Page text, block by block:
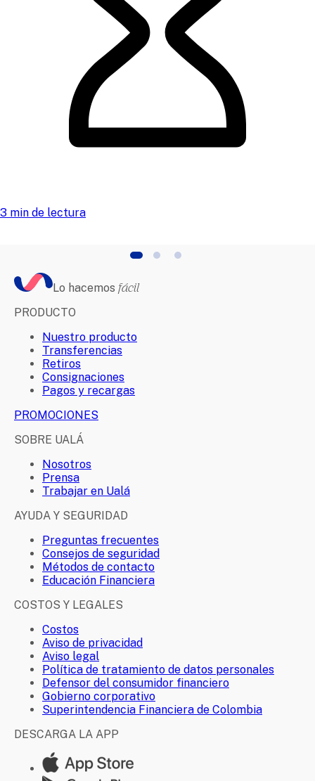
3 min de lectura
Lo hacemos fácil
PRODUCTO
Nuestro producto
Transferencias
Retiros
Consignaciones
Pagos y recargas
PROMOCIONES
SOBRE UALÁ
Nosotros
Prensa
Trabajar en Ualá
AYUDA Y SEGURIDAD
Preguntas frecuentes
Consejos de seguridad
Métodos de contacto
Educación Financiera
COSTOS Y LEGALES
Costos
Aviso de privacidad
Aviso legal
Política de tratamiento de datos personales
Defensor del consumidor financiero
Gobierno corporativo
Superintendencia Financiera de Colombia
DESCARGA LA APP